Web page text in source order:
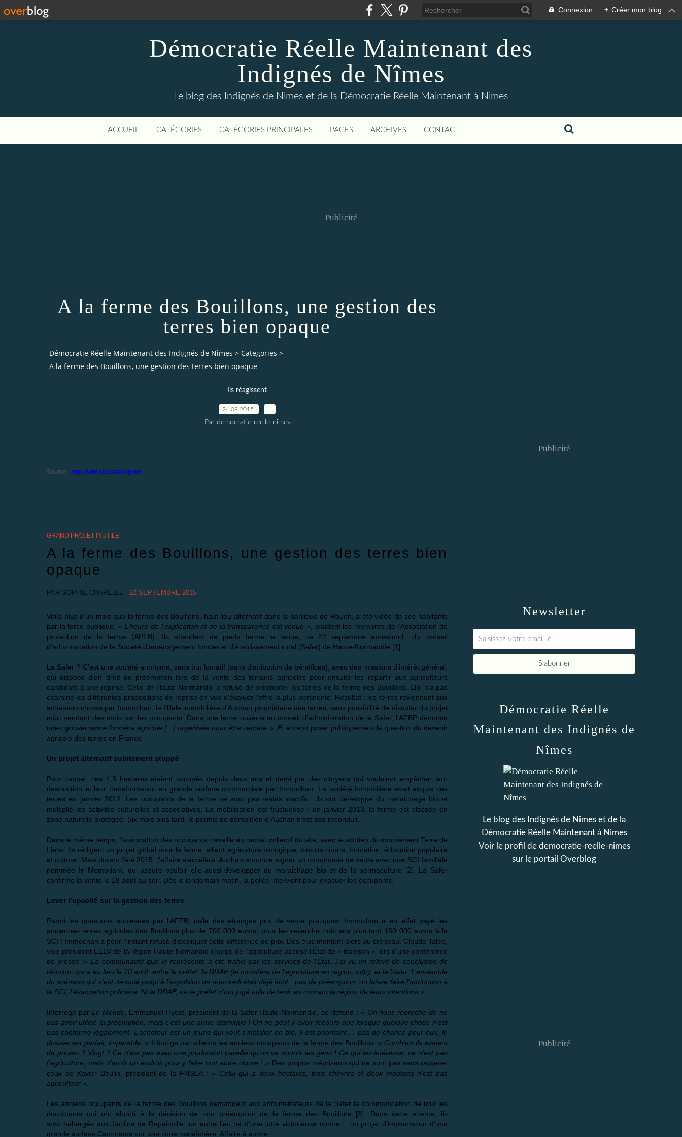
Connexion + Créer mon blog
Démocratie Réelle Maintenant des
Indignés de Nîmes
Le blog des Indignés de Nimes et de la Démocratie Réelle Maintenant à Nimes
ACCUEIL CATÉGORIES CATÉGORIES PRINCIPALES PAGES ARCHIVES CONTACT
Publicité
A la ferme des Bouillons, une gestion des
terres bien opaque
Démocratie Réelle Maintenant des Indignés de Nîmes > Categories >
A la ferme des Bouillons, une gestion des terres bien opaque
Ils réagissent
24.09.2015
Par democratie-reelle-nimes
Source : http://www.bastamag.net
GRAND PROJET INUTILE
A la ferme des Bouillons, une gestion des terres bien
opaque
PAR SOPHIE CHAPELLE 22 SEPTEMBRE 2015
Voilà plus d’un mois que la ferme des Bouillons, haut lieu alternatif dans la banlieue de Rouen, a été vidée de ses habitants
par la force publique. « L’heure de l’explication et de la transparence est venue » , plaident les membres de l’Association de
protection de la ferme (APFB). Ils attendent de pieds ferme la tenue, ce 22 septembre après-midi, du conseil
d’administration de la Société d’aménagement foncier et d’établissement rural (Safer) de Haute-Normandie [1]
La Safer ? C’est une société anonyme, sans but lucratif (sans distribution de bénéfices), avec des missions d’intérêt général,
qui dispose d’un droit de préemption lors de la vente des terrains agricoles pour ensuite les répartir aux agriculteurs
candidats à une reprise. Celle de Haute-Normandie a refusé de préempter les terres de la ferme des Bouillons. Elle n’a pas
examiné les différentes propositions de reprise en vue d’évaluer l’offre la plus pertinente. Résultat : les terres reviennent aux
acheteurs choisis par Immochan, la fililale immobilière d’Auchan propriétaire des terres, sans possibilité de discuter du projet
mûri pendant des mois par les occupants. Dans une lettre ouverte au conseil d’administration de la Safer, l’AFBP dénonce
une« gouvernance foncière agricole (...) organisée pour être secrète » . Et entend poser publiquement la question du devenir
agricole des terres en France.
Un projet alternatif subitement stoppé
Pour rappel, ces 4,5 hectares étaient occupés depuis deux ans et demi par des citoyens qui voulaient empêcher leur
destruction et leur transformation en grande surface commerciale par Immochan. La société immobilière avait acquis ces
terres en janvier 2012. Les occupants de la ferme ne sont pas restés inactifs : ils ont développé du maraichage bio et
multiplié les activités culturelleset associatives. La mobilisation est fructueuse : en janvier 2013, la ferme est classée en
zone naturelle protégée. Six mois plus tard, le permis de démolition d’Auchan n’est pas reconduit.
Dans le même temps, l’association des occupants travaille au rachat collectif du site, avec le soutien du mouvement Terre de
Liens. Ils rédigent un projet global pour la ferme, alliant agriculture biologique, circuits courts, formation, éducation populaire
et culture. Mais durant l’été 2015, l’affaire s’accélère. Auchan annonce signer un compromis de vente avec une SCI familiale
nommée In Memoriam, qui assure vouloir elle-aussi développer du maraichage bio et de la permaculture [2] . La Safer
confirme la vente le 18 août au soir. Dès le lendemain matin, la police intervient pour évacuer les occupants.
Lever l’opacité sur la gestion des terres
Parmi les questions soulevées par l’AFPB, celle des étranges prix de vente pratiqués. Immochan a en effet payé les
anciennes terres agricoles des Bouillons plus de 700 000 euros, pour les revendre trois ans plus tard 150 000 euros à la
SCI ! Immochan a pour l’instant refusé d’expliquer cette différence de prix. Des élus montent alors au créneau. Claude Taleb,
vice-président EELV de la région Haute-Nomandie chargé de l’agriculture accuse l’État de « trahison » lors d’une conférence
de presse :« La communauté que je représente a été trahie par les services de l’État. J’ai vu un relevé de conclusion de
réunion, qui a eu lieu le 10 août, entre le préfet, la DRAF (le ministère de l’agriculture en région, ndlr), et la Safer. L’ensemble
du scénario qui s’est déroulé jusqu’à l’expulsion de mercredi était déjà écrit : pas de préemption, on laisse faire l’attribution à
la SCI, l’évacuation policière. Ni la DRAF, ne le préfet n’ont jugé utile de tenir au courant la région de leurs intentions »
Interrogé par Le Monde , Emmanuel Hyest, président de la Safer Haute-Normandie, se défend : « On nous reproche de ne
pas avoir utilisé la préemption, mais c’est une arme atomique ! On ne peut y avoir recours que lorsque quelque chose n’est
pas conforme légalement. L’acheteur est un jeune qui veut s’installer en bio, il est prioritaire… pas de chance pour eux, le
dossier est parfait, imparable. » Il fustige par ailleurs les anciens occupants de la ferme des Bouillons. « Combien ils avaient
de poules ? Vingt ? Ce n’est pas avec une production pareille qu’on va nourrir les gens ! Ce qui les intéresse, ce n’est pas
l’agriculture, mais d’avoir un endroit pour y faire tout autre chose ! » Des propos méprisants qui ne sont pas sans rappeler
ceux de Xavier Beulin, président de la FNSEA : « Celui qui a deux hectares, trois chèvres et deux moutons n’est pas
agriculteur »
Les anciens occupants de la ferme des Bouillons demandent aux administrateurs de la Safer la communication de tout les
documents qui ont abouti à la décision de non préemption de la ferme des Bouillons [3] . Dans cette attente, ils
sont hébergés aux Jardins de Repainville , un autre lieu né d’une lutte victorieuse contre… un projet d’implantation d’une
grande surface Castorama sur une zone maraîchère. Affaire à suivre.
Newsletter
Publicité
Démocratie Réelle
Maintenant des Indignés de
Nîmes
Le blog des Indignés de Nimes et de la
Démocratie Réelle Maintenant à Nimes
Voir le profil de democratie-reelle-nimes
sur le portail Overblog
Publicité